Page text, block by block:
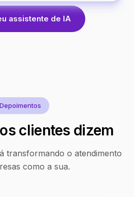
assistente de IA
Depoimentos
clientes dizem
transformando o atendimento
como a sua.